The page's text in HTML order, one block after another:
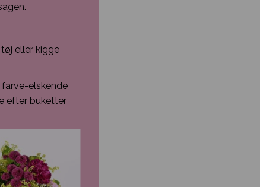
eller kigge
elskende
efter buketter